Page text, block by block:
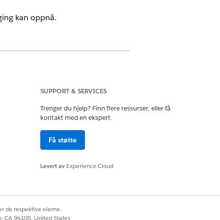
kan oppnå.
på Interaksjon til Avtale, og endre
interaksjoner kobles til den
overstyre standardflyten eller ved å
utvid
Go.
å overføre tilpassede feltverdier
SUPPORT & SERVICES
Trenger du hjelp? Finn flere ressurser, eller få
kontakt med en ekspert.
Få støtte
Levert av Experience Cloud
de respektive eierne.
CA 94105, United States